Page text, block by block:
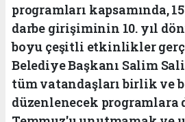
programları kapsamında,
darbe girişiminin 10. yıl
boyu çeşitli etkinlikler
Belediye Başkanı Salim
tüm vatandaşları birlik ve
düzenlenecek programlara